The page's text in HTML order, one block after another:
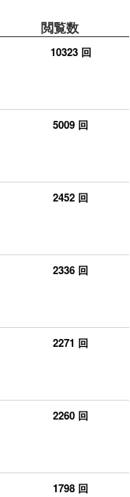
閲覧数
10323 回
5009 回
2452 回
2336 回
2271 回
2260 回
1798 回